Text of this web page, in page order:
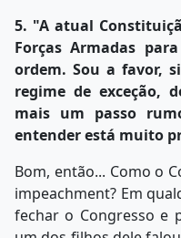
5. "A atual
Forças Armadas
ordem. Sou a favor,
regime de exceção,
mais um passo
entender está muito
Bom, então... Como o
impeachment? Em
fechar o Congresso e